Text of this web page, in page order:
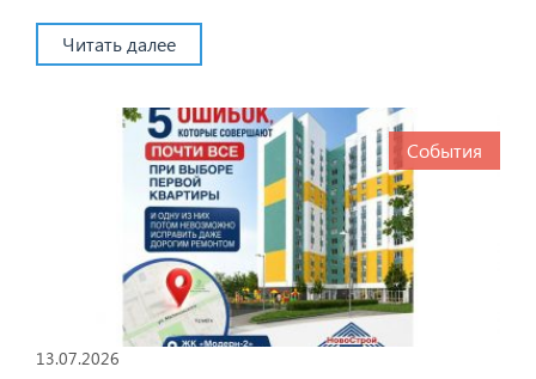
Читать далее
События
13.07.2026